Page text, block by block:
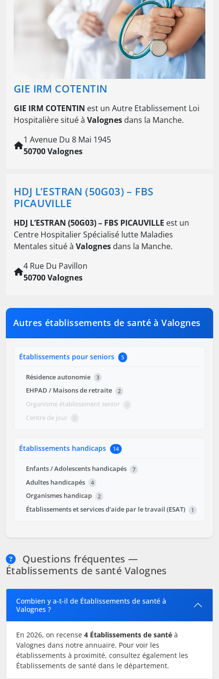
GIE IRM COTENTIN
GIE IRM COTENTIN est un Autre Etablissement Loi
Hospitalière situé à Valognes dans la Manche.
1 Avenue Du 8 Mai 1945
50700 Valognes
HDJ L’ESTRAN (50G03) – FBS
PICAUVILLE
HDJ L’ESTRAN (50G03) – FBS PICAUVILLE est un
Centre Hospitalier Spécialisé lutte Maladies
Mentales situé à Valognes dans la Manche.
4 Rue Du Pavillon
50700 Valognes
Autres établissements de santé à Valognes
Établissements pour seniors 5
Résidence autonomie 3
EHPAD / Maisons de retraite 2
Organisme établissement senior 0
Centre de jour 0
Établissements handicaps 14
Enfants / Adolescents handicapés 7
Adultes handicapés 4
Organismes handicap 2
Établissements et services d'aide par le travail (ESAT) 1
Questions fréquentes —
Établissements de santé Valognes
Combien y a-t-il de Établissements de santé à
Valognes ?
En 2026, on recense 4 Établissements de santé à
Valognes dans notre annuaire. Pour voir les
établissements à proximité, consultez également les
Établissements de santé dans le département.